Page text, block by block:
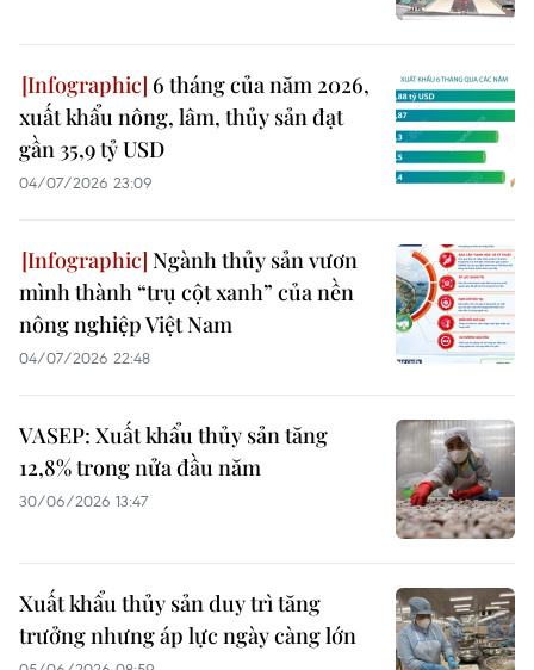
6 tháng của năm 2026,
xuất khẩu nông, lâm, thủy sản đạt
gần 35,9 tỷ USD
04/07/2026 23:09
Ngành thủy sản vươn
mình thành “trụ cột xanh” của nền
nông nghiệp Việt Nam
04/07/2026 22:48
VASEP: Xuất khẩu thủy sản tăng
12,8% trong nửa đầu năm
30/06/2026 13:47
Xuất khẩu thủy sản duy trì tăng
trưởng nhưng áp lực ngày càng lớn